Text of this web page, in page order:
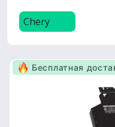
Chery
Бесплатная